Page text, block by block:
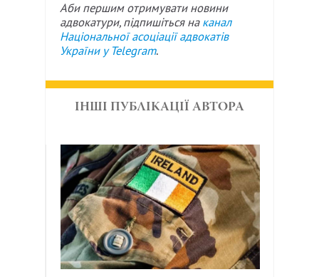
Аби першим отримувати новини
адвокатури, підпишіться на канал
Національної асоціації адвокатів
України у Telegram.
ІНШІ ПУБЛІКАЦІЇ АВТОРА